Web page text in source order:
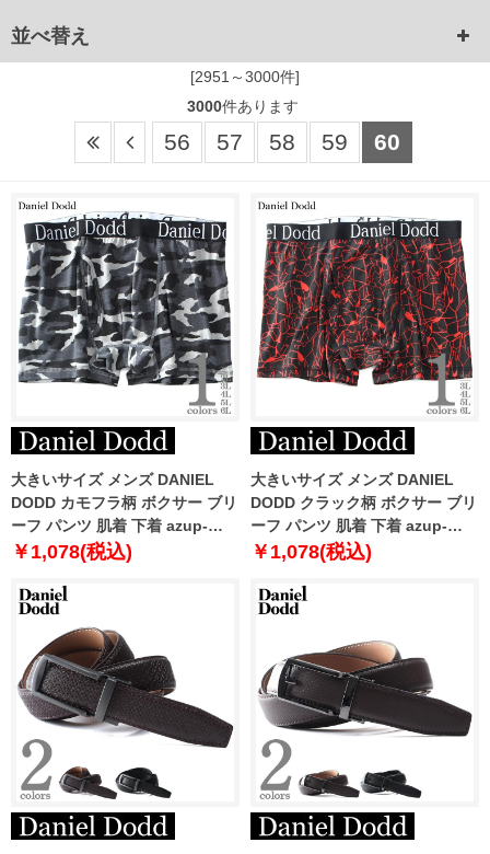
並べ替え
[2951～3000件]
3000件あります
56 57 58 59 60
大きいサイズ メンズ DANIEL
DODD カモフラ柄 ボクサー ブリ
ーフ パンツ 肌着 下着 azup-
239052c
￥1,078(税込)
大きいサイズ メンズ DANIEL
DODD クラック柄 ボクサー ブリ
ーフ パンツ 肌着 下着 azup-
239073c
￥1,078(税込)